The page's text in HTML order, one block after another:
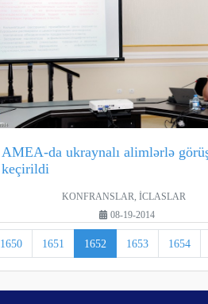
AMEA-da ukraynalı alimlərlə
keçirildi
KONFRANSLAR, İCLASLAR
08-19-2014
1650 1651 1652 1653 1654